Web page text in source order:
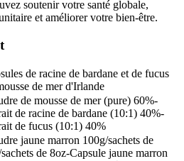
soutenir votre santé globale,
et améliorer votre bien-être.
de racine de bardane et de fucus
de mer d'Irlande
de mousse de mer (pure) 60%-
de racine de bardane (10:1) 40%-
de fucus (10:1) 40%
jaune marron 100g/sachets de
de 8oz-Capsule jaune marron